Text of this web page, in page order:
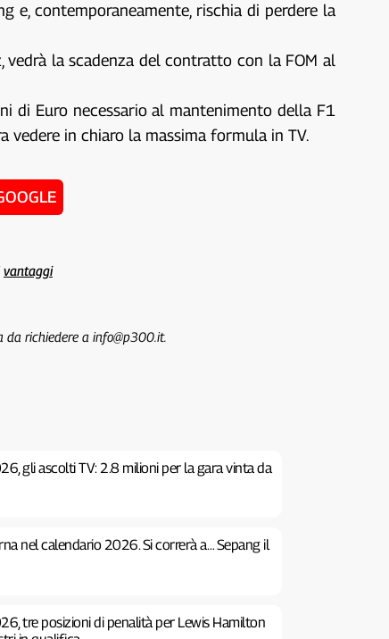
e, contemporaneamente, rischia di perdere la
vedrà la scadenza del contratto con la FOM al
di Euro necessario al mantenimento della F1
in chiaro la massima formula in TV.
vantaggi
richiedere a info@p300.it.
gli ascolti TV: 2.8 milioni per la gara vinta da
nel calendario 2026. Si correrà a… Sepang il
tre posizioni di penalità per Lewis Hamilton